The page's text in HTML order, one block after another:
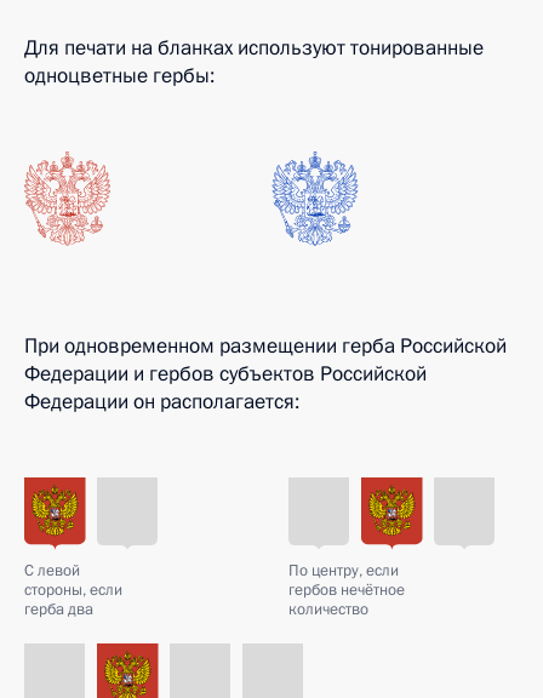
Для печати на бланках используют тонированные
одноцветные гербы:
При одновременном размещении герба Российской
Федерации и гербов субъектов Российской
Федерации он располагается:
С левой
стороны, если
герба два
По центру, если
гербов нечётное
количество